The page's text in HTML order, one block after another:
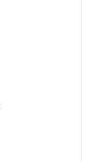
orthodoxen Kirche